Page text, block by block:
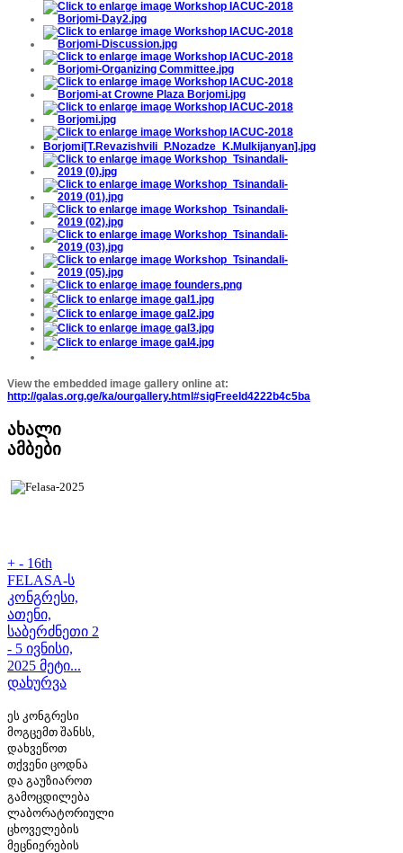
View the embedded image gallery online at:
http://galas.org.ge/ka/ourgallery.html#sigFreeId4222b4c5ba
ახალი
ამბები
+ - 16th
FELASA-ს
კონგრესი,
ათენი,
საბერძნეთი 2
- 5 ივნისი,
2025 მეტი...
დახურვა
ეს კონგრესი
მოგცემთ შანსს,
დახვეწოთ
თქვენი ცოდნა
და გაუზიაროთ
გამოცდილება
ლაბორატორიული
ცხოველების
მეცნიერების